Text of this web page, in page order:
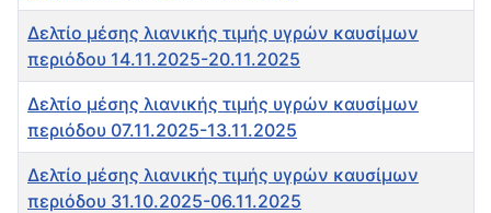
Δελτίο μέσης λιανικής τιμής υγρών καυσίμων
περιόδου 14.11.2025-20.11.2025
Δελτίο μέσης λιανικής τιμής υγρών καυσίμων
περιόδου 07.11.2025-13.11.2025
Δελτίο μέσης λιανικής τιμής υγρών καυσίμων
περιόδου 31.10.2025-06.11.2025